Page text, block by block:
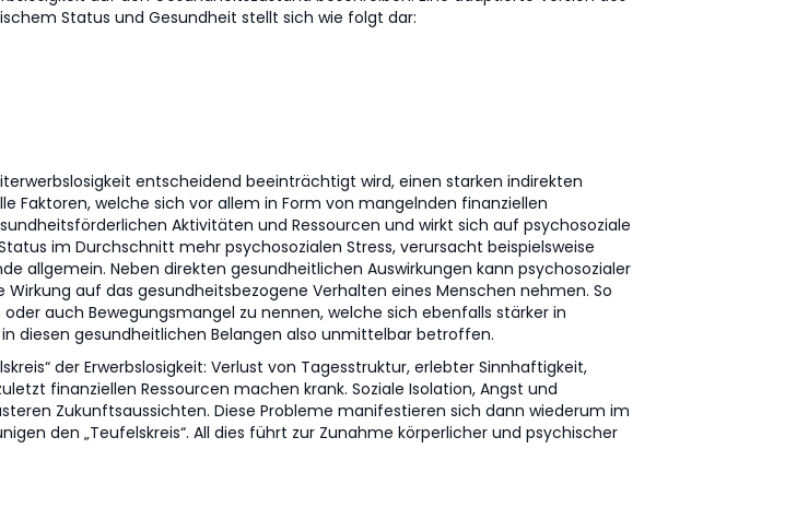
Status und Gesundheit stellt sich wie folgt dar:
entscheidend beeinträchtigt wird, einen starken indirekten
Faktoren, welche sich vor allem in Form von mangelnden finanziellen
Aktivitäten und Ressourcen und wirkt sich auf psychosoziale
im Durchschnitt mehr psychosozialen Stress, verursacht beispielsweise
allgemein. Neben direkten gesundheitlichen Auswirkungen kann psychosozialer
auf das gesundheitsbezogene Verhalten eines Menschen nehmen. So
auch Bewegungsmangel zu nennen, welche sich ebenfalls stärker in
diesen gesundheitlichen Belangen also unmittelbar betroffen.
der Erwerbslosigkeit: Verlust von Tagesstruktur, erlebter Sinnhaftigkeit,
finanziellen Ressourcen machen krank. Soziale Isolation, Angst und
Zukunftsaussichten. Diese Probleme manifestieren sich dann wiederum im
den „Teufelskreis“. All dies führt zur Zunahme körperlicher und psychischer